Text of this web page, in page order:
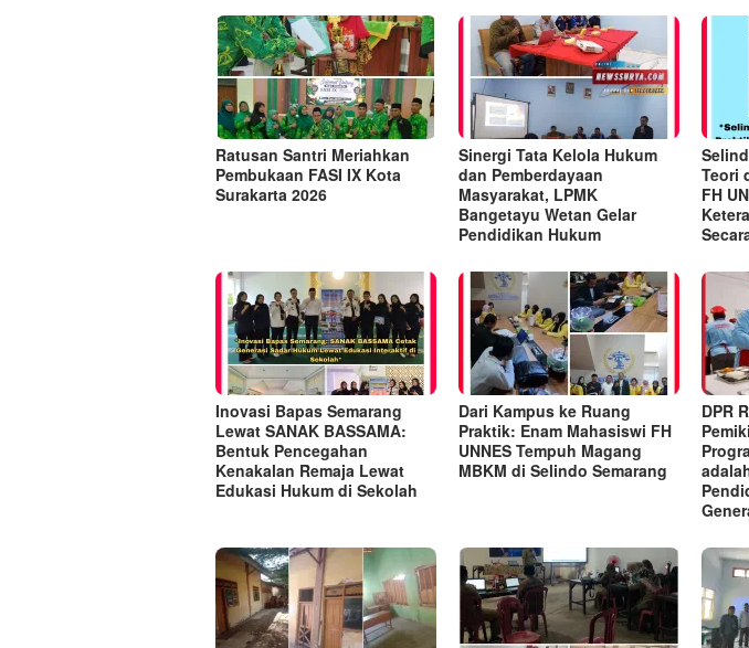
Ratusan Santri Meriahkan
Pembukaan FASI IX Kota
Surakarta 2026
Sinergi Tata Kelola Hukum
dan Pemberdayaan
Masyarakat, LPMK
Bangetayu Wetan Gelar
Pendidikan Hukum
Teori
FH
Inovasi Bapas Semarang
Lewat SANAK BASSAMA:
Bentuk Pencegahan
Kenakalan Remaja Lewat
Edukasi Hukum di Sekolah
Dari Kampus ke Ruang
Praktik: Enam Mahasiswi FH
UNNES Tempuh Magang
MBKM di Selindo Semarang
DPR